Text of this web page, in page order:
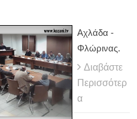
Αχλάδα -
Φλώρινας.
Διαβάστε
Περισσότερ
α